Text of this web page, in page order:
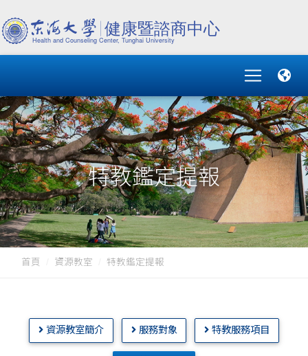
特教鑑定提報
首頁 資源教室 特教鑑定提報
資源教室簡介 服務對象 特教服務項目